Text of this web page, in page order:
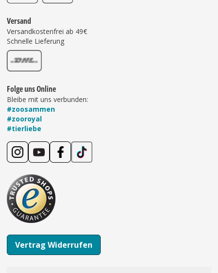
Versand
Versandkostenfrei ab 49€
Schnelle Lieferung
Folge uns Online
Bleibe mit uns verbunden:
#zoosammen
#zooroyal
#tierliebe
Vertrag Widerrufen